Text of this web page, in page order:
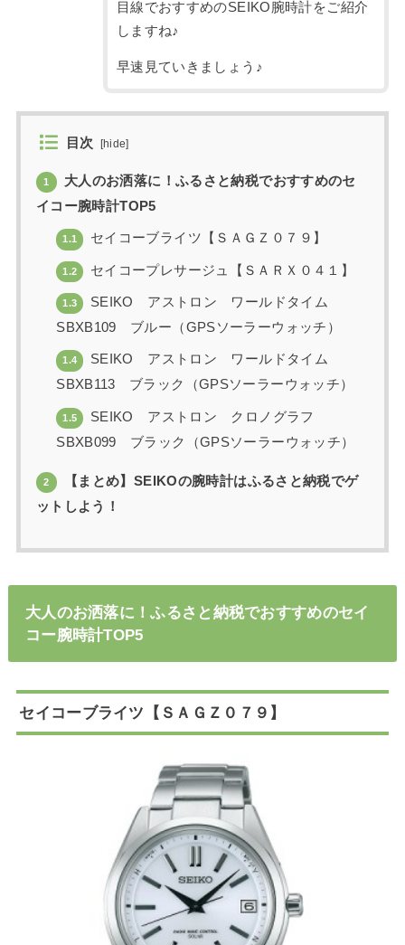
目線でおすすめのSEIKO腕時計をご紹介
しますね♪
早速見ていきましょう♪
目次 [hide]
1
大人のお洒落に！ふるさと納税でおすすめのセ
イコー腕時計TOP5
1.1 セイコーブライツ【ＳＡＧＺ０７９】
1.2 セイコープレサージュ【ＳＡＲＸ０４１】
1.3
SEIKO アストロン ワールドタイム
SBXB109 ブルー（GPSソーラーウォッチ）
1.4
SEIKO アストロン ワールドタイム
SBXB113 ブラック（GPSソーラーウォッチ）
1.5
SEIKO アストロン クロノグラフ
SBXB099 ブラック（GPSソーラーウォッチ）
2
【まとめ】SEIKOの腕時計はふるさと納税でゲ
ットしよう！
大人のお洒落に！ふるさと納税でおすすめのセイ
コー腕時計TOP5
セイコーブライツ【ＳＡＧＺ０７９】